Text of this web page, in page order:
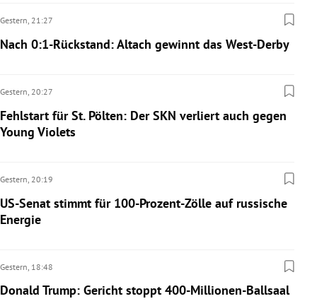
Gestern, 21:27
Nach 0:1-Rückstand: Altach gewinnt das West-Derby
Gestern, 20:27
Fehlstart für St. Pölten: Der SKN verliert auch gegen
Young Violets
Gestern, 20:19
US-Senat stimmt für 100-Prozent-Zölle auf russische
Energie
Gestern, 18:48
Donald Trump: Gericht stoppt 400-Millionen-Ballsaal